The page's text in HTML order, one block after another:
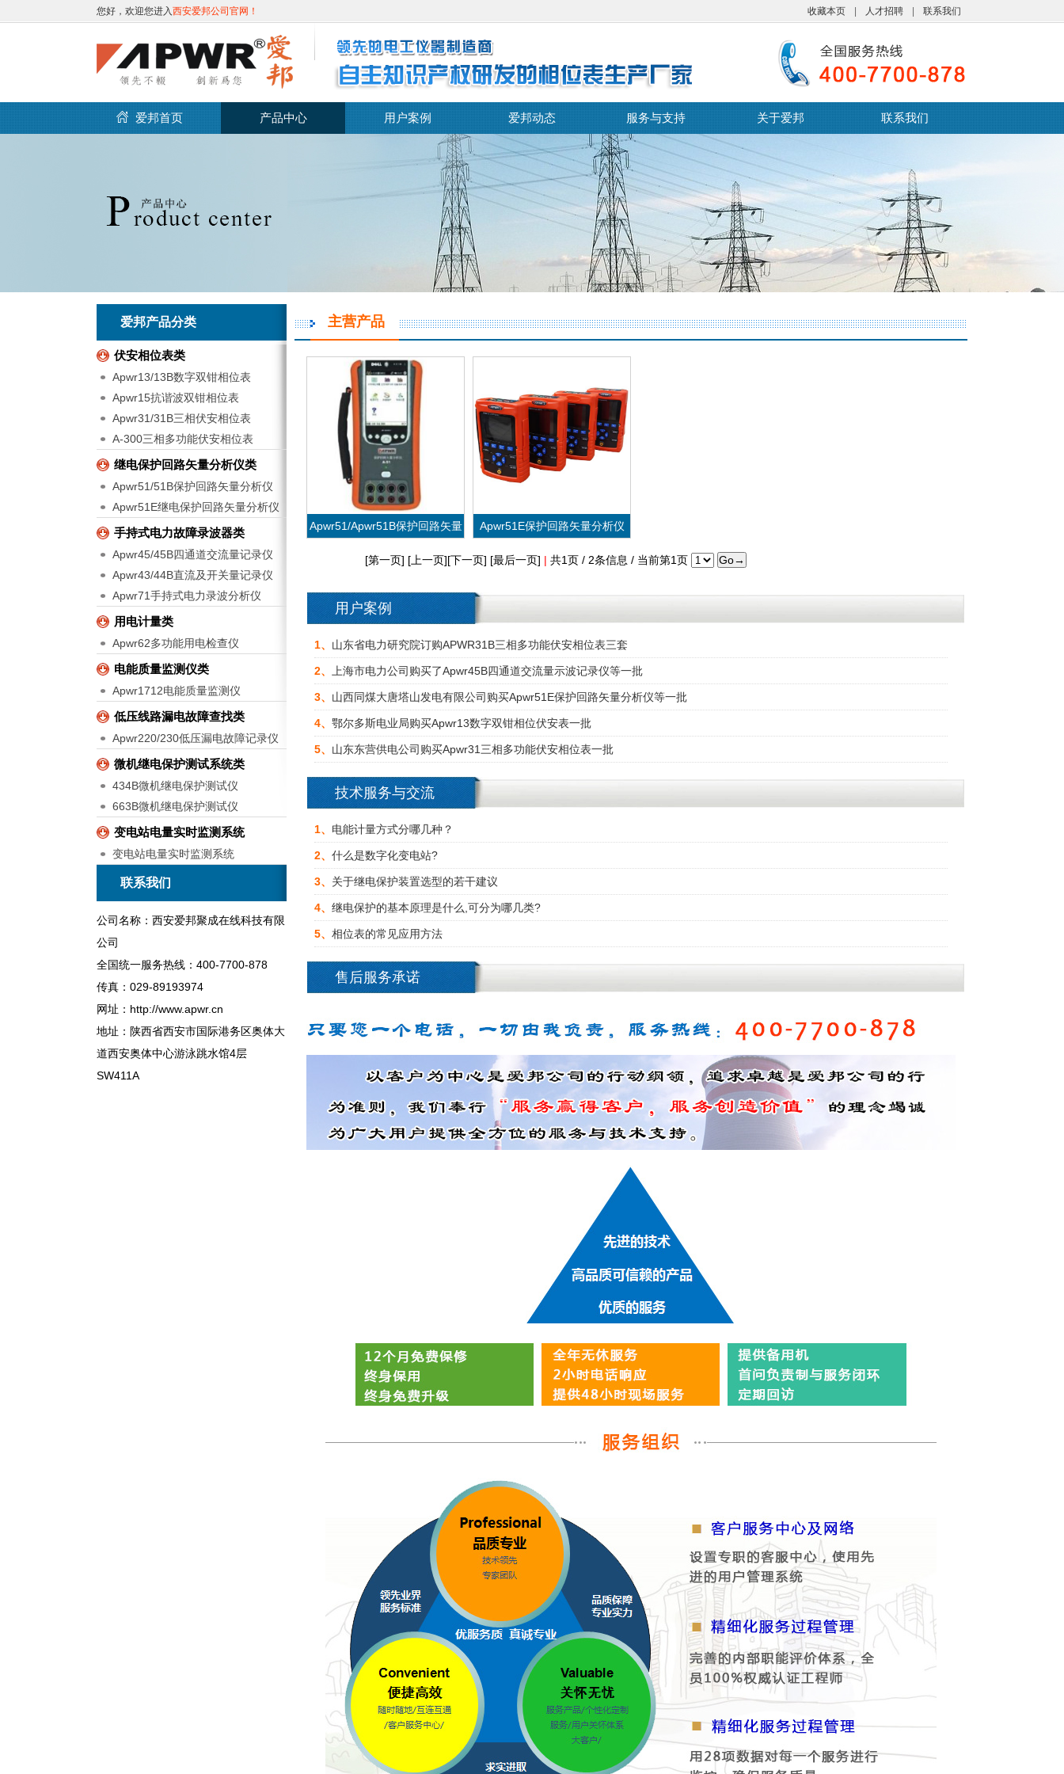
您好，欢迎您进入西安爱邦公司官网！ 收藏本页 人才招聘 联系我们
爱邦首页 产品中心 用户案例 爱邦动态 服务与支持 关于爱邦 联系我们
爱邦产品分类
伏安相位表类
Apwr13/13B数字双钳相位表
Apwr15抗谐波双钳相位表
Apwr31/31B三相伏安相位表
A-300三相多功能伏安相位表
继电保护回路矢量分析仪类
Apwr51/51B保护回路矢量分析仪
Apwr51E继电保护回路矢量分析仪
手持式电力故障录波器类
Apwr45/45B四通道交流量记录仪
Apwr43/44B直流及开关量记录仪
Apwr71手持式电力录波分析仪
用电计量类
Apwr62多功能用电检查仪
电能质量监测仪类
Apwr1712电能质量监测仪
低压线路漏电故障查找类
Apwr220/230低压漏电故障记录仪
微机继电保护测试系统类
434B微机继电保护测试仪
663B微机继电保护测试仪
变电站电量实时监测系统
变电站电量实时监测系统
联系我们
公司名称：西安爱邦聚成在线科技有限
公司
全国统一服务热线：400-7700-878
传真：029-89193974
网址：http://www.apwr.cn
地址：陕西省西安市国际港务区奥体大
道西安奥体中心游泳跳水馆4层
SW411A
主营产品
Apwr51/Apwr51B保护回路矢量
VIEW MORE
Apwr51/Apwr51B保护回路矢量
分析仪
Apwr51E保护回路矢量分析仪
Apwr51E保护回路矢量分析仪
[第一页] [上一页][下一页] [最后一页] | 共1页 / 2条信息 / 当前第1页
用户案例
1、 山东省电力研究院订购APWR31B三相多功能伏安相位表三套
2、 上海市电力公司购买了Apwr45B四通道交流量示波记录仪等一批
3、 山西同煤大唐塔山发电有限公司购买Apwr51E保护回路矢量分析仪等一批
4、 鄂尔多斯电业局购买Apwr13数字双钳相位伏安表一批
5、 山东东营供电公司购买Apwr31三相多功能伏安相位表一批
技术服务与交流
1、 电能计量方式分哪几种？
2、 什么是数字化变电站?
3、 关于继电保护装置选型的若干建议
4、 继电保护的基本原理是什么,可分为哪几类?
5、 相位表的常见应用方法
售后服务承诺